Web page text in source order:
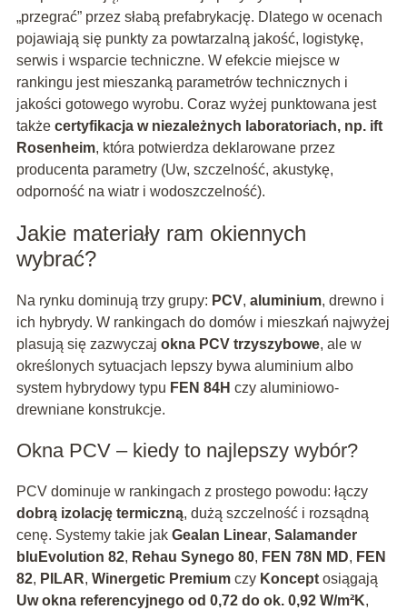
„przegrać” przez słabą prefabrykację. Dlatego w ocenach
pojawiają się punkty za powtarzalną jakość, logistykę,
serwis i wsparcie techniczne. W efekcie miejsce w
rankingu jest mieszanką parametrów technicznych i
jakości gotowego wyrobu. Coraz wyżej punktowana jest
także certyfikacja w niezależnych laboratoriach, np. ift
Rosenheim, która potwierdza deklarowane przez
producenta parametry (Uw, szczelność, akustykę,
odporność na wiatr i wodoszczelność).
Jakie materiały ram okiennych
wybrać?
Na rynku dominują trzy grupy: PCV, aluminium, drewno i
ich hybrydy. W rankingach do domów i mieszkań najwyżej
plasują się zazwyczaj okna PCV trzyszybowe, ale w
określonych sytuacjach lepszy bywa aluminium albo
system hybrydowy typu FEN 84H czy aluminiowo-
drewniane konstrukcje.
Okna PCV – kiedy to najlepszy wybór?
PCV dominuje w rankingach z prostego powodu: łączy
dobrą izolację termiczną, dużą szczelność i rozsądną
cenę. Systemy takie jak Gealan Linear, Salamander
bluEvolution 82, Rehau Synego 80, FEN 78N MD, FEN
82, PILAR, Winergetic Premiumczy Konceptosiągają
Uw okna referencyjnego od 0,72 do ok. 0,92 W/m²K,